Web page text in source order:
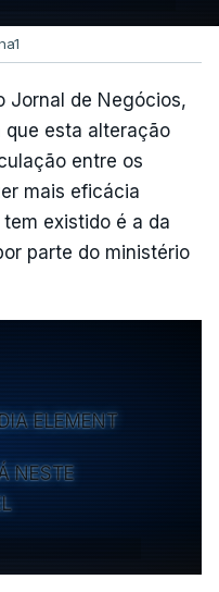
Jornal de Negócios,
que esta alteração
entre os
mais eficácia
existido é a da
parte do ministério
ELEMENT
NESTE